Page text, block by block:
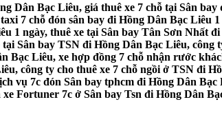
Bạc Liêu, giá thuê xe 7 chỗ tại Sân
7 chỗ đón sân bay đi Hồng Dân Bạc Liêu
1 ngày, thuê xe tại Sân bay Tân Sơn Nhất
Sân bay TSN đi Hồng Dân Bạc Liêu,
Liêu, xe hợp đồng 7 chỗ nhận rước
công ty cho thuê xe 7 chỗ ngồi ở TSN đi
vụ 7c đón Sân bay tphcm đi Hồng Dân
Fortuner 7c ở Sân bay Tsn đi Hồng Dân